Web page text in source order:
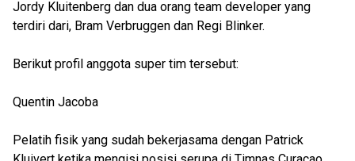
Jordy Kluitenberg dan dua orang team developer yang
terdiri dari, Bram Verbruggen dan Regi Blinker.
Berikut profil anggota super tim tersebut:
Quentin Jacoba
Pelatih fisik yang sudah bekerjasama dengan Patrick